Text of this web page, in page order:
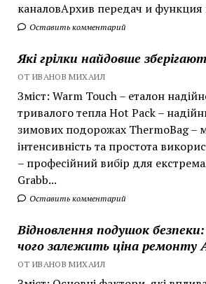
каналовАрхив передач и
Оставить комментарий
Які грілки найдовше
ОТ ИВАНОВ МИХАИЛ
Зміст: Warm Touch – еталон
тривалого тепла Hot Pack –
зимових подорожах ThermoBag –
інтенсивність та простота
– професійний вибір для
Grabb...
Оставить комментарий
Відновлення подушок
чого залежить ціна ремонту
ОТ ИВАНОВ МИХАИЛ